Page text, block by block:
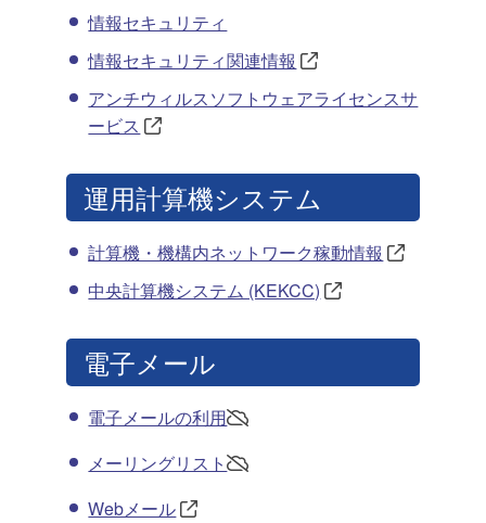
情報セキュリティ
情報セキュリティ関連情報
アンチウィルスソフトウェアライセンスサ
ービス
運用計算機システム
計算機・機構内ネットワーク稼動情報
中央計算機システム (KEKCC)
電子メール
電子メールの利用
メーリングリスト
Webメール